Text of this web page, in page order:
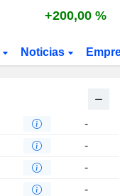
+200,00 %
Noticias
-
-
-
-